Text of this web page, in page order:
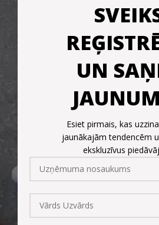
UN
Esiet pirmais, kas
jaunākajām tendencēm
ekskluzīvus